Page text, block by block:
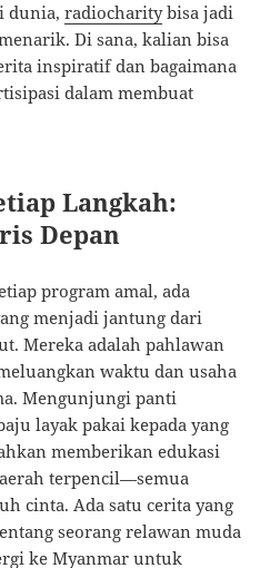
dunia,radiocharitybisa jadi
Di sana, kalian bisa
inspiratif dan bagaimana
dalam membuat
Langkah:
Depan
program amal, ada
menjadi jantung dari
Mereka adalah pahlawan
waktu dan usaha
Mengunjungi panti
layak pakai kepada yang
memberikan edukasi
terpencil—semua
cinta. Ada satu cerita yang
seorang relawan muda
ke Myanmar untuk